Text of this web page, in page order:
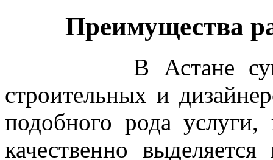
Преимущества
В Астане
строительных и
подобного рода услуги,
качественно